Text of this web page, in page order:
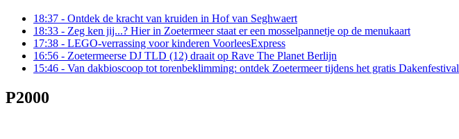
18:37 - Ontdek de kracht van kruiden in Hof van Seghwaert
18:33 - Zeg ken jij...? Hier in Zoetermeer staat er een mosselpannetje op de menukaart
17:38 - LEGO-verrassing voor kinderen VoorleesExpress
16:56 - Zoetermeerse DJ TLD (12) draait op Rave The Planet Berlijn
15:46 - Van dakbioscoop tot torenbeklimming: ontdek Zoetermeer tijdens het gratis Dakenfestival
P2000